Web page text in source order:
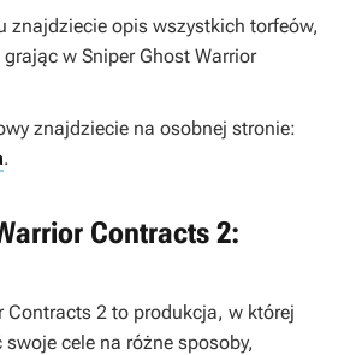
znajdziecie opis wszystkich torfeów,
grając w Sniper Ghost Warrior
znajdziecie na osobnej stronie:
.
Contracts 2:
Contracts 2 to produkcja, w której
cele na różne sposoby,